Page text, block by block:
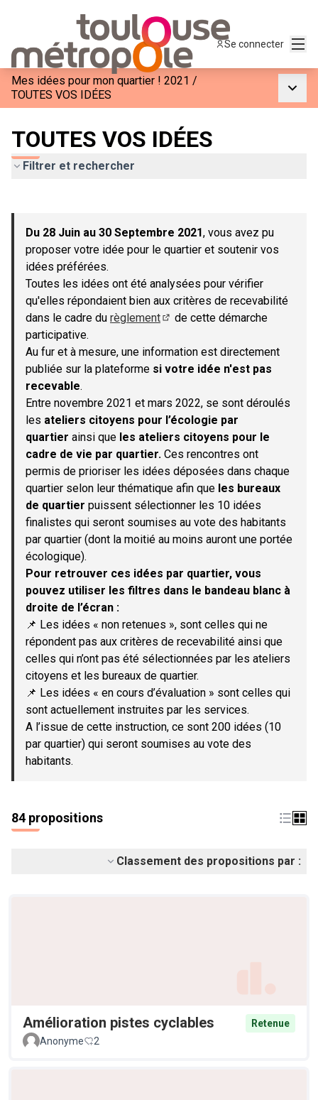
Se connecter
Mes idées pour mon quartier ! 2021 /
TOUTES VOS IDÉES
TOUTES VOS IDÉES
Filtrer et rechercher
−
Du 28 Juin au 30 Septembre 2021, vous avez pu
proposer votre idée pour le quartier et soutenir vos
idées préférées.
Toutes les idées ont été analysées pour vérifier
qu'elles répondaient bien aux critères de recevabilité
dans le cadre du règlement
de cette démarche
participative.
Au fur et à mesure, une information est directement
publiée sur la plateforme si votre idée n'est pas
recevable.
Entre novembre 2021 et mars 2022, se sont déroulés
les ateliers citoyens pour l’écologie par
quartier ainsi que les ateliers citoyens pour le
cadre de vie par quartier. Ces rencontres ont
permis de prioriser les idées déposées dans chaque
quartier selon leur thématique afin que les bureaux
de quartier puissent sélectionner les 10 idées
finalistes qui seront soumises au vote des habitants
par quartier (dont la moitié au moins auront une portée
écologique).
Pour retrouver ces idées par quartier, vous
pouvez utiliser les filtres dans le bandeau blanc à
droite de l’écran :
📌 Les idées « non retenues », sont celles qui ne
répondent pas aux critères de recevabilité ainsi que
celles qui n’ont pas été sélectionnées par les ateliers
citoyens et les bureaux de quartier.
📌 Les idées « en cours d’évaluation » sont celles qui
sont actuellement instruites par les services.
A l’issue de cette instruction, ce sont 200 idées (10
par quartier) qui seront soumises au vote des
habitants.
84 propositions
Classement des propositions par :
Amélioration pistes cyclables
Retenue
Anonyme
2